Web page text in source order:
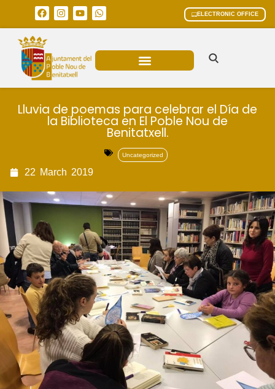
ELECTRONIC OFFICE
Lluvia de poemas para celebrar el Día de
la Biblioteca en El Poble Nou de
Benitatxell.
Uncategorized
22 March 2019